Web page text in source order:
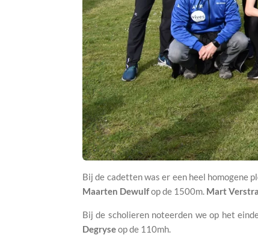
Bij de cadetten was er een heel homogene
Maarten Dewulfop de 1500m. Mart
Bij de scholieren noteerden we op het
Degryseop de 110mh.